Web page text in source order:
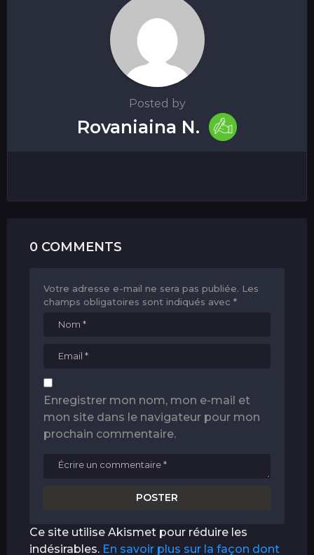
Posted by
Rovaniaina N.
0 COMMENTS
Votre adresse e-mail ne sera pas publiée. Les
champs obligatoires sont indiqués avec *
Enregistrer mon nom, mon e-mail et
mon site dans le navigateur pour mon
prochain commentaire.
Ce site utilise Akismet pour réduire les
indésirables. En savoir plus sur la façon dont